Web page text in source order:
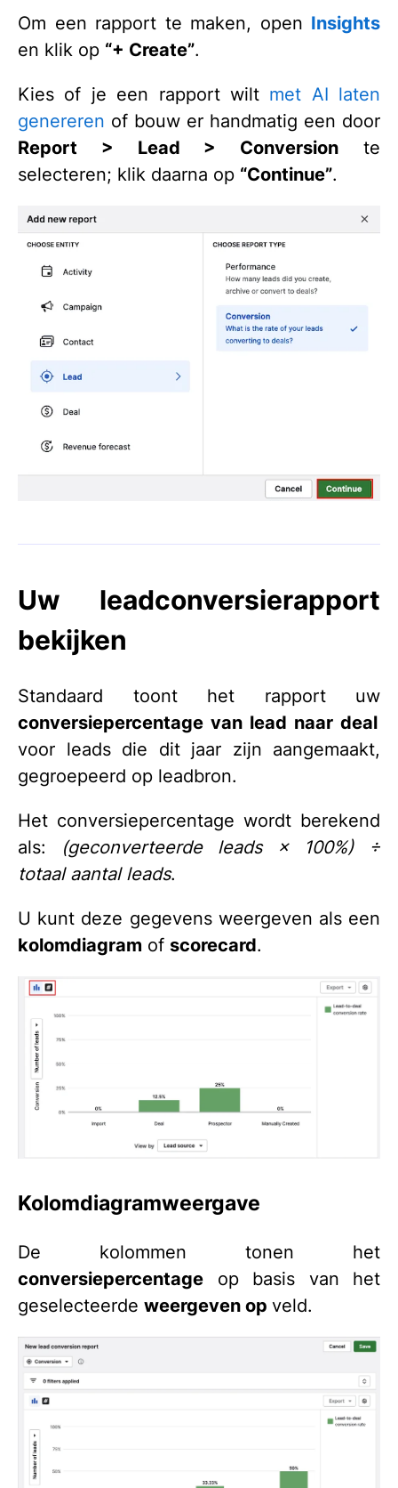
Om een rapport te maken, open Insights
en klik op “+ Create”.
Kies of je een rapport wilt met AI laten
genereren of bouw er handmatig een door
Report > Lead > Conversion te
selecteren; klik daarna op “Continue”.
Uw leadconversierapport
bekijken
Standaard toont het rapport uw
conversiepercentage van lead naar deal
voor leads die dit jaar zijn aangemaakt,
gegroepeerd op leadbron.
Het conversiepercentage wordt berekend
als:
(geconverteerde leads × 100%) ÷
totaal aantal leads.
U kunt deze gegevens weergeven alseen
kolomdiagram of scorecard.
Kolomdiagramweergave
De kolommen tonen het
conversiepercentage op basis van het
geselecteerde weergeven op veld.